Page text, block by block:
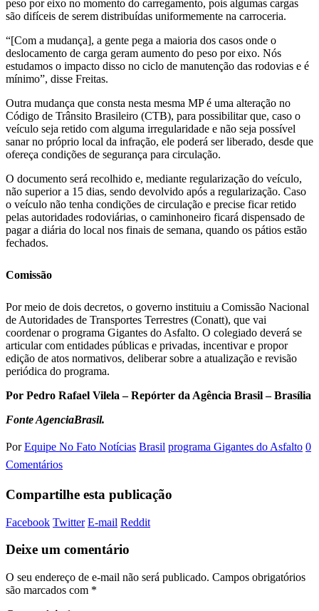
peso por eixo no momento do carregamento, pois algumas cargas
são difíceis de serem distribuídas uniformemente na carroceria.
“[Com a mudança], a gente pega a maioria dos casos onde o
deslocamento de carga geram aumento do peso por eixo. Nós
estudamos o impacto disso no ciclo de manutenção das rodovias e é
mínimo”, disse Freitas.
Outra mudança que consta nesta mesma MP é uma alteração no
Código de Trânsito Brasileiro (CTB), para possibilitar que, caso o
veículo seja retido com alguma irregularidade e não seja possível
sanar no próprio local da infração, ele poderá ser liberado, desde que
ofereça condições de segurança para circulação.
O documento será recolhido e, mediante regularização do veículo,
não superior a 15 dias, sendo devolvido após a regularização. Caso
o veículo não tenha condições de circulação e precise ficar retido
pelas autoridades rodoviárias, o caminhoneiro ficará dispensado de
pagar a diária do local nos finais de semana, quando os pátios estão
fechados.
Comissão
Por meio de dois decretos, o governo instituiu a Comissão Nacional
de Autoridades de Transportes Terrestres (Conatt), que vai
coordenar o programa Gigantes do Asfalto. O colegiado deverá se
articular com entidades públicas e privadas, incentivar e propor
edição de atos normativos, deliberar sobre a atualização e revisão
periódica do programa.
Por Pedro Rafael Vilela – Repórter da Agência Brasil – Brasília
Fonte AgenciaBrasil.
Por Equipe No Fato Notícias Brasil programa Gigantes do Asfalto 0
Comentários
Compartilhe esta publicação
Facebook Twitter E-mail Reddit
Deixe um comentário
O seu endereço de e-mail não será publicado. Campos obrigatórios
são marcados com *